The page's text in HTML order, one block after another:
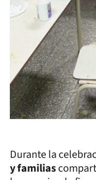
Durante la
y familias